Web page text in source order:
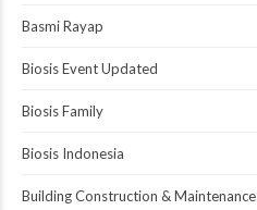
Basmi Rayap
Biosis Event Updated
Biosis Family
Biosis Indonesia
Building Construction & Maintenance